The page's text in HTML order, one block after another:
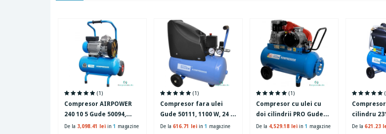
(1)
Compresor AIRPOWER
240 10 5 Gude 50094,
1500 W, 25 L, 10 bari
De la 3,098.41 lei in 1 magazine
(1)
Compresor fara ulei
Gude 50111, 1100 W, 24 L,
8 bari
De la 616.71 lei in 1 magazine
(1)
Compresor cu ulei cu
doi cilindrii PRO Gude
75520, 3000 W, 100 L, 10
De la 4,529.18 lei in 1 magazine
cilindru
50113,
De la 621.23